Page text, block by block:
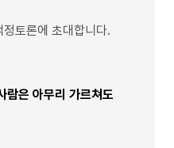
토론에 초대합니다.
람은 아무리 가르쳐도